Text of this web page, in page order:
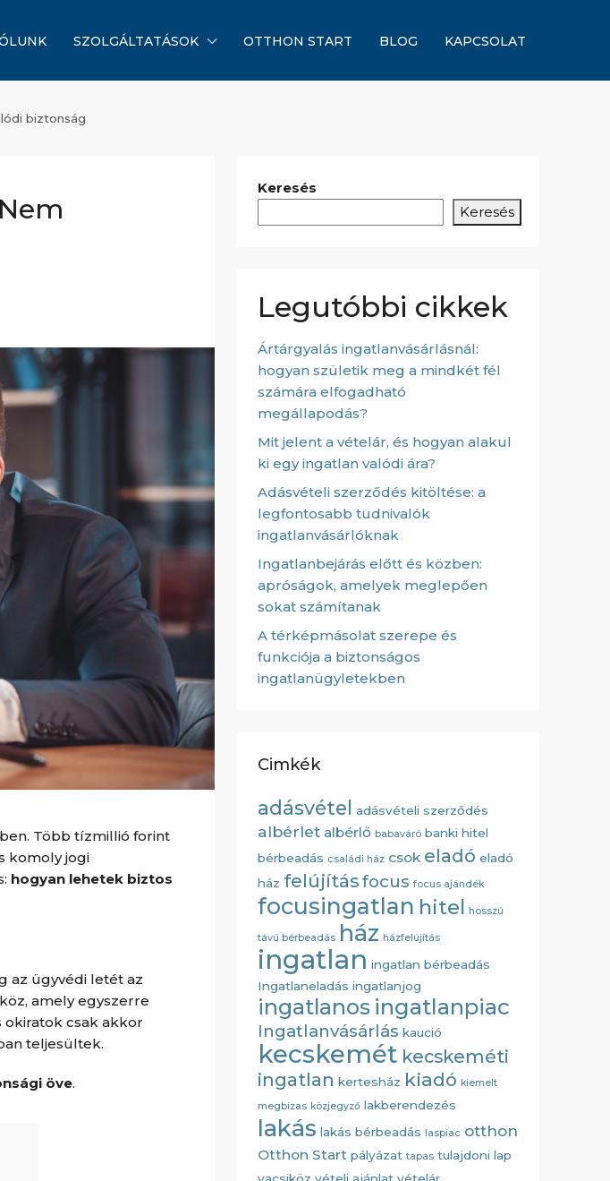
SZOLGÁLTATÁSOK OTTHON START BLOG KAPCSOLAT
biztonság
Több tízmillió forint
komoly jogi
hogyan lehetek biztos
az ügyvédi letét az
amely egyszerre
okiratok csak akkor
teljesültek.
öve.
Keresés
Keresés
Legutóbbi cikkek
Ártárgyalás ingatlanvásárlásnál:
hogyan születik meg a mindkét fél
számára elfogadható
megállapodás?
Mit jelent a vételár, és hogyan alakul
ki egy ingatlan valódi ára?
Adásvételi szerződés kitöltése: a
legfontosabb tudnivalók
ingatlanvásárlóknak
Ingatlanbejárás előtt és közben:
apróságok, amelyek meglepően
sokat számítanak
A térképmásolat szerepe és
funkciója a biztonságos
ingatlanügyletekben
Cimkék
adásvétel adásvételi szerződés
albérlet albérlő babaváró banki hitel
bérbeadás családi ház csok eladó eladó
ház felújításfocus focus ajándék
focusingatlan hitel hosszú
távú bérbeadás ház házfelújítás
ingatlan ingatlan bérbeadás
Ingatlaneladás ingatlanjog
ingatlanos ingatlanpiac
Ingatlanvásárlás kaució
kecskemét kecskeméti
ingatlan kertesház kiadó kiemelt
megbizas közjegyző lakberendezés
lakás lakás bérbeadás laspiac otthon
Otthon Start pályázat tapas tulajdoni lap